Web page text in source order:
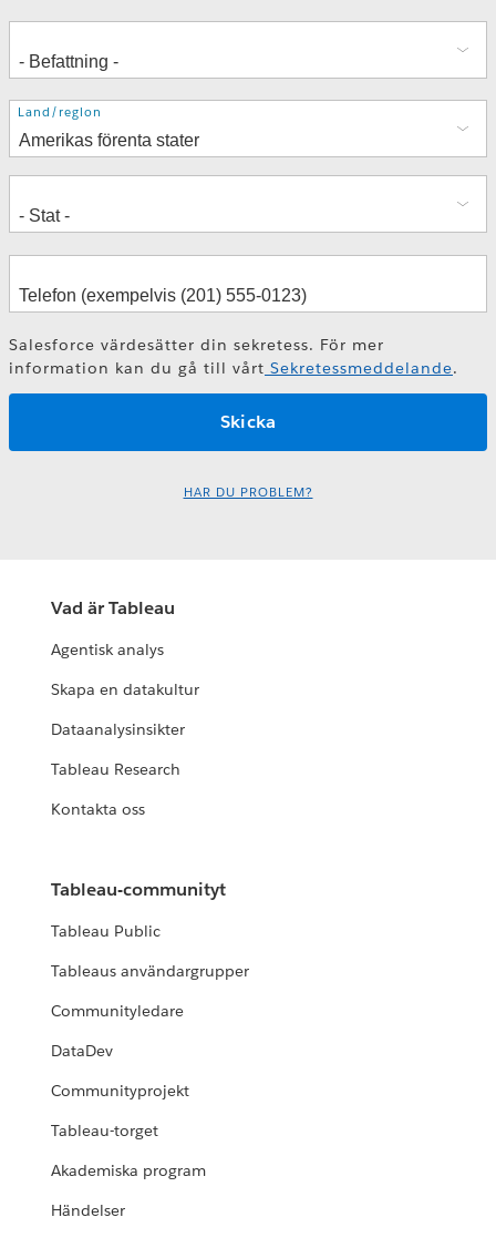
Adress
Land/region
Salesforce värdesätter din sekretess. För mer
information kan du gå till vårt Sekretessmeddelande.
HAR DU PROBLEM?
Vad är Tableau
Agentisk analys
Skapa en datakultur
Dataanalysinsikter
Tableau Research
Kontakta oss
Tableau-communityt
Tableau Public
Tableaus användargrupper
Communityledare
DataDev
Communityprojekt
Tableau-torget
Akademiska program
Händelser